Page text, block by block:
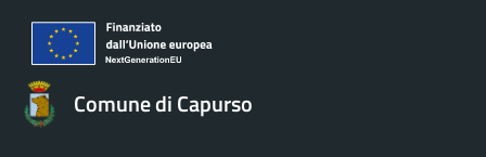
Comune di Capurso